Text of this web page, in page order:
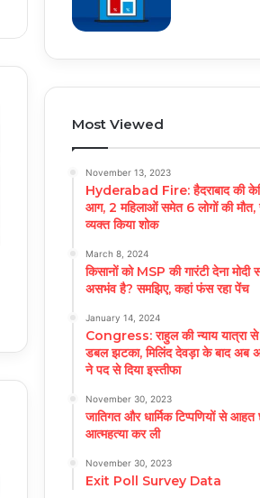
Most Viewed
November 13, 2023
Hyderabad Fire: हैदराबाद की
आग, 2 महिलाओं समेत 6 लोगों की
व्यक्त किया शोक
March 8, 2024
किसानों को MSP की गारंटी देना मोदी
असभंव है? समझिए, कहां फंस रहा पेंच
January 14, 2024
Congress: राहुल की न्याय यात्रा
डबल झटका, मिलिंद देवड़ा के बाद
ने पद से दिया इस्तीफा
November 30, 2023
जातिगत और धार्मिक टिप्पणियों से
आत्महत्या कर ली
November 30, 2023
Exit Poll Survey Data